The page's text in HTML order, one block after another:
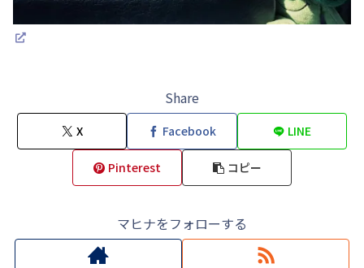
Share
X Facebook LINE
Pinterest コピー
マヒナをフォローする